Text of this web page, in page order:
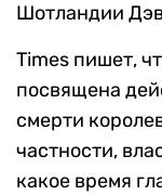
Шотландии
Times пишет,
посвящена
смерти
частности,
какое время